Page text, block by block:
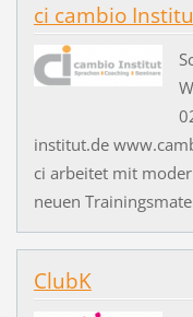
ci cambio
institut.de
ci arbeitet mit
neuen
ClubK